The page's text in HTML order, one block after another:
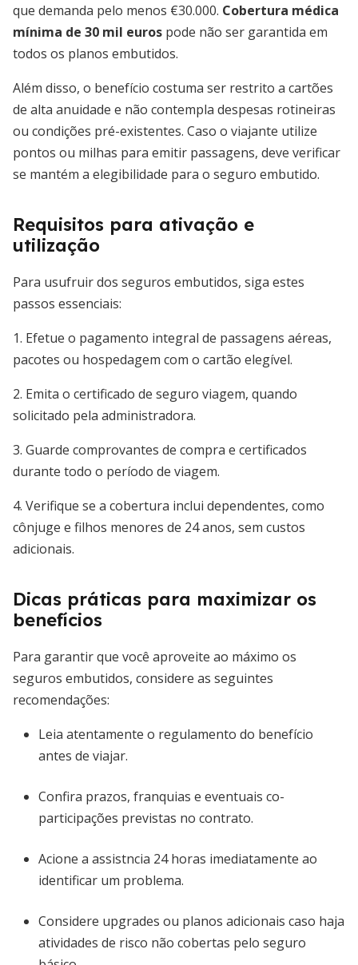
que demanda pelo menos €30.000. Cobertura médica
mínima de 30 mil euros pode não ser garantida em
todos os planos embutidos.
Além disso, o benefício costuma ser restrito a cartões
de alta anuidade e não contempla despesas rotineiras
ou condições pré-existentes. Caso o viajante utilize
pontos ou milhas para emitir passagens, deve verificar
se mantém a elegibilidade para o seguro embutido.
Requisitos para ativação e
utilização
Para usufruir dos seguros embutidos, siga estes
passos essenciais:
1. Efetue o pagamento integral de passagens aéreas,
pacotes ou hospedagem com o cartão elegível.
2. Emita o certificado de seguro viagem, quando
solicitado pela administradora.
3. Guarde comprovantes de compra e certificados
durante todo o período de viagem.
4. Verifique se a cobertura inclui dependentes, como
cônjuge e filhos menores de 24 anos, sem custos
adicionais.
Dicas práticas para maximizar os
benefícios
Para garantir que você aproveite ao máximo os
seguros embutidos, considere as seguintes
recomendações:
Leia atentamente o regulamento do benefício
antes de viajar.
Confira prazos, franquias e eventuais co-
participações previstas no contrato.
Acione a assistncia 24 horas imediatamente ao
identificar um problema.
Considere upgrades ou planos adicionais caso haja
atividades de risco não cobertas pelo seguro